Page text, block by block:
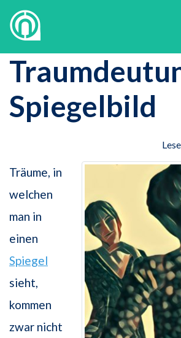
Spiegelbild
Träume, in
welchen
man in
einen
Spiegel
sieht,
kommen
zwar nicht